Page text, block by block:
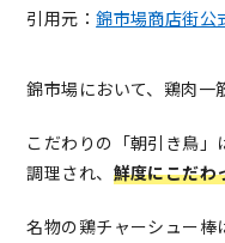
引用元：錦市場商店街公
錦市場において、鶏肉一
こだわりの「朝引き鳥」
調理され、 鮮度にこだわ
名物の鶏チャーシュー棒